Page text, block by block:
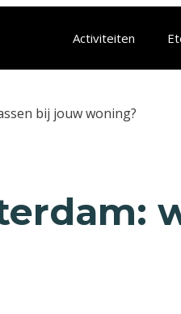
Activiteiten
bij jouw woning?